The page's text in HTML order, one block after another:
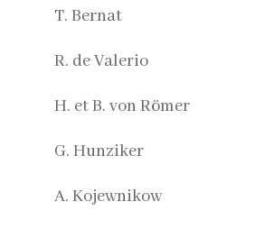
T. Bernat
R. de Valerio
H. et B. von Römer
G. Hunziker
A. Kojewnikow